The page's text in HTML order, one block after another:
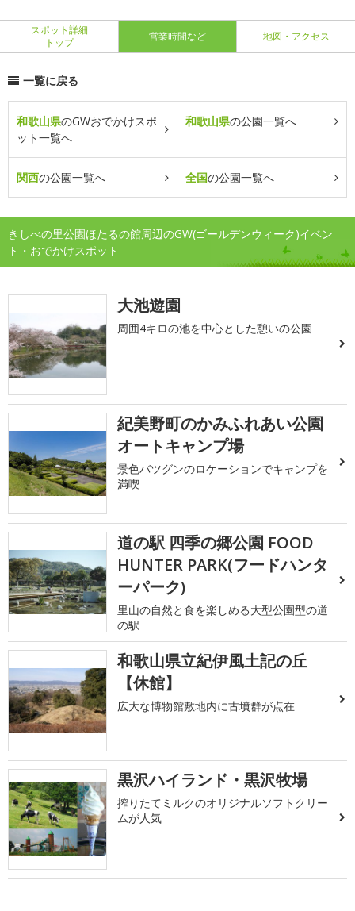
スポット詳細
トップ
営業時間など 地図・アクセス
一覧に戻る
和歌山県のGWおでかけスポ
ット一覧へ
和歌山県の公園一覧へ
関西の公園一覧へ 全国の公園一覧へ
きしべの里公園ほたるの館周辺のGW(ゴールデンウィーク)イベン
ト・おでかけスポット
大池遊園
周囲4キロの池を中心とした憩いの公園
紀美野町のかみふれあい公園
オートキャンプ場
景色バツグンのロケーションでキャンプを
満喫
道の駅 四季の郷公園 FOOD
HUNTER PARK(フードハンタ
ーパーク)
里山の自然と食を楽しめる大型公園型の道
の駅
和歌山県立紀伊風土記の丘
【休館】
広大な博物館敷地内に古墳群が点在
黒沢ハイランド・黒沢牧場
搾りたてミルクのオリジナルソフトクリー
ムが人気